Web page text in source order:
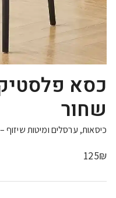
כסא
שחור
כיסאות, ערסלים ומיטות שיזוף
125₪